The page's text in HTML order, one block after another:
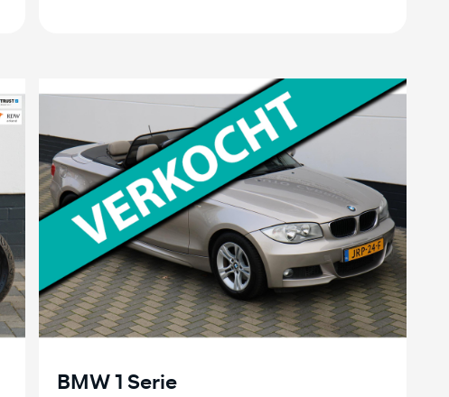
BMW 1 Serie